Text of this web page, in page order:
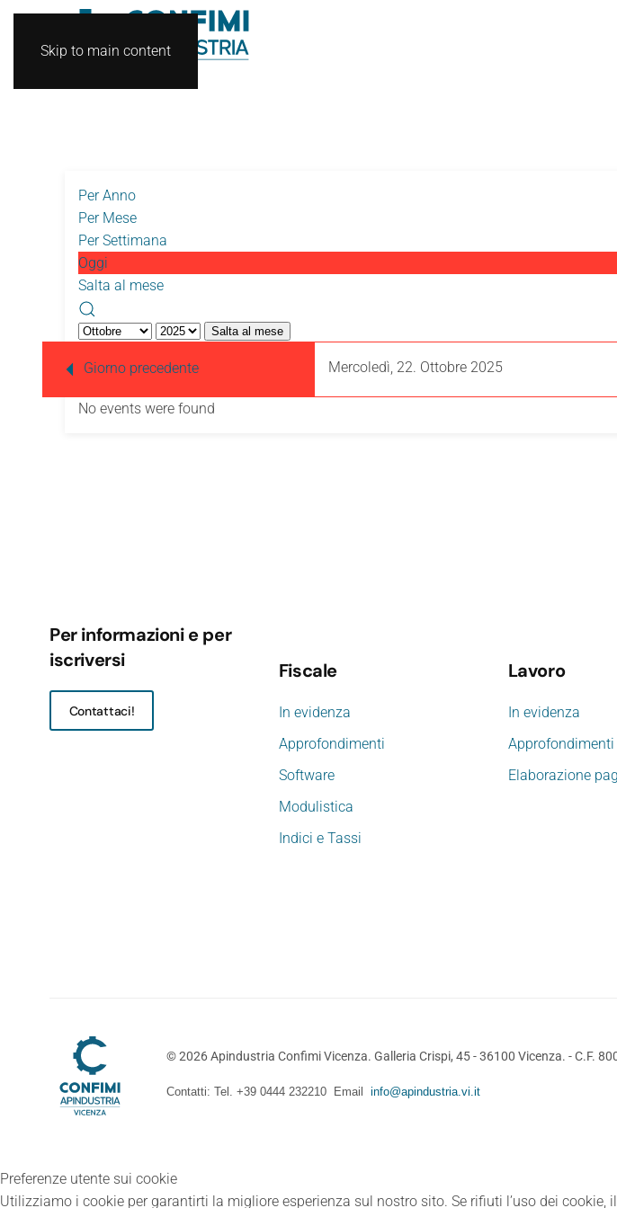
Skip to main content
Per Anno
Per Mese
Per Settimana
Oggi
Salta al mese
Salta al mese
Giorno precedente Mercoledì, 22. Ottobre 2025
No events were found
Per informazioni e per
iscriversi
Contattaci!
Fiscale
In evidenza
Approfondimenti
Software
Modulistica
Indici e Tassi
Lavoro
In evidenza
Approfondimenti
Elaborazione
©2026Apindustria Confimi Vicenza. Galleria Crispi, 45 - 36100 Vicenza. - C.F.
Contatti: Tel. +39 0444 232210 Email info@apindustria.vi.it
Preferenze utente sui cookie
Utilizziamo i cookie per garantirti la migliore esperienza sul nostro sito. Se rifiuti l’uso dei